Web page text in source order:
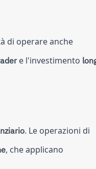
di operare anche
e l'investimento
. Le operazioni di
, che applicano